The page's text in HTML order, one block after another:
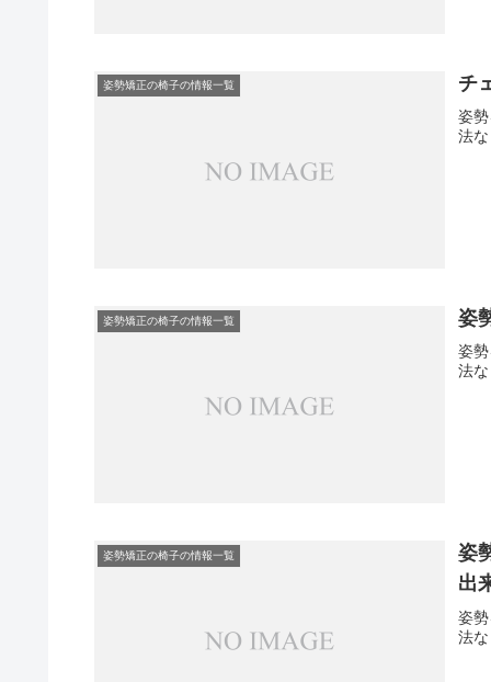
姿勢矯正の椅子の情報一覧 チ
姿
法
姿勢矯正の椅子の情報一覧 姿
姿
法
姿勢矯正の椅子の情報一覧
姿
出
姿
法